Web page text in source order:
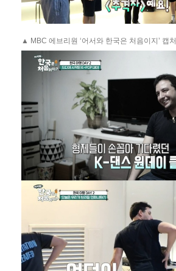
▲ MBC 에브리원 ‘어서와 한국은 처음이지’ 캡처